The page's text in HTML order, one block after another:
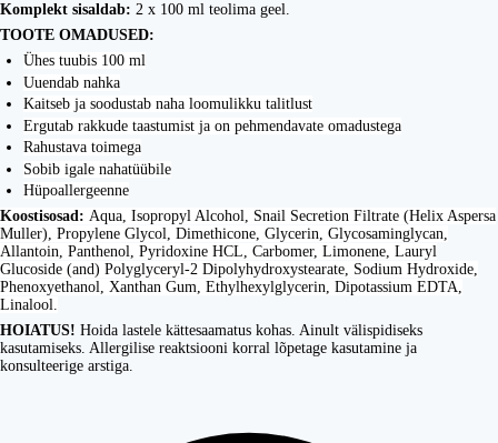
Komplekt sisaldab: 2 x 100 ml teolima geel.
TOOTE OMADUSED:
Ühes tuubis 100 ml
Uuendab nahka
Kaitseb ja soodustab naha loomulikku talitlust
Ergutab rakkude taastumist ja on pehmendavate omadustega
Rahustava toimega
Sobib igale nahatüübile
Hüpoallergeenne
Koostisosad: Aqua, Isopropyl Alcohol, Snail Secretion Filtrate (Helix Aspersa
Muller), Propylene Glycol, Dimethicone, Glycerin, Glycosaminglycan,
Allantoin, Panthenol, Pyridoxine HCL, Carbomer, Limonene, Lauryl
Glucoside (and) Polyglyceryl-2 Dipolyhydroxystearate, Sodium Hydroxide,
Phenoxyethanol, Xanthan Gum, Ethylhexylglycerin, Dipotassium EDTA,
Linalool.
HOIATUS! Hoida lastele kättesaamatus kohas. Ainult välispidiseks
kasutamiseks. Allergilise reaktsiooni korral lõpetage kasutamine ja
konsulteerige arstiga.